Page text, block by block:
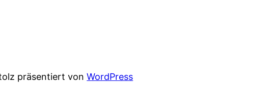
präsentiert vonWordPress